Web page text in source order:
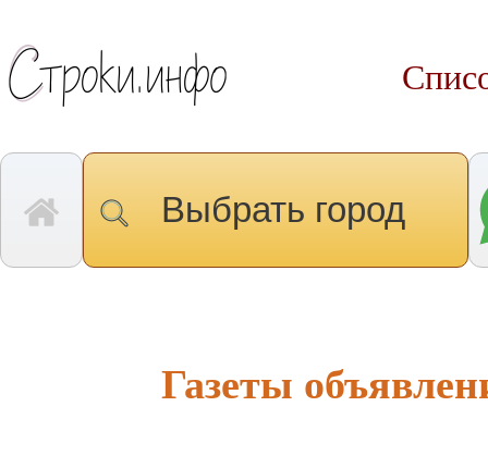
Выбрать город
Газеты